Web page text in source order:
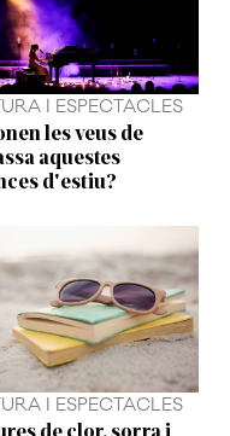
I ESPECTACLES
les veus de
aquestes
d'estiu?
I ESPECTACLES
de clor, sorra i